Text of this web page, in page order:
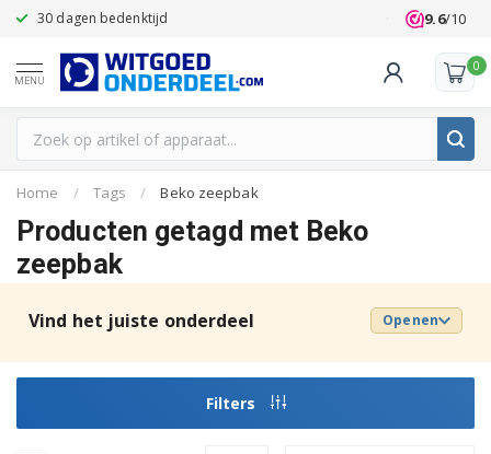
30 dagen bedenktijd Klanten
9.6/10
MENU
0
Home / Tags / Beko zeepbak
Producten getagd met Beko
zeepbak
Vind het juiste onderdeel Openen
Filters